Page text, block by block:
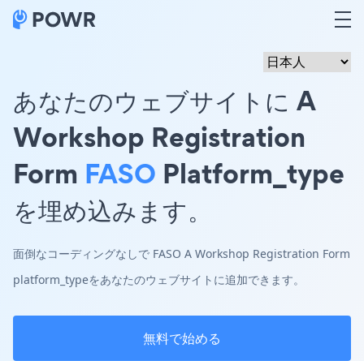
あなたのウェブサイトに A
Workshop Registration
Form FASO Platform_type
を埋め込みます。
面倒なコーディングなしで FASO A Workshop Registration Form
platform_typeをあなたのウェブサイトに追加できます。
無料で始める